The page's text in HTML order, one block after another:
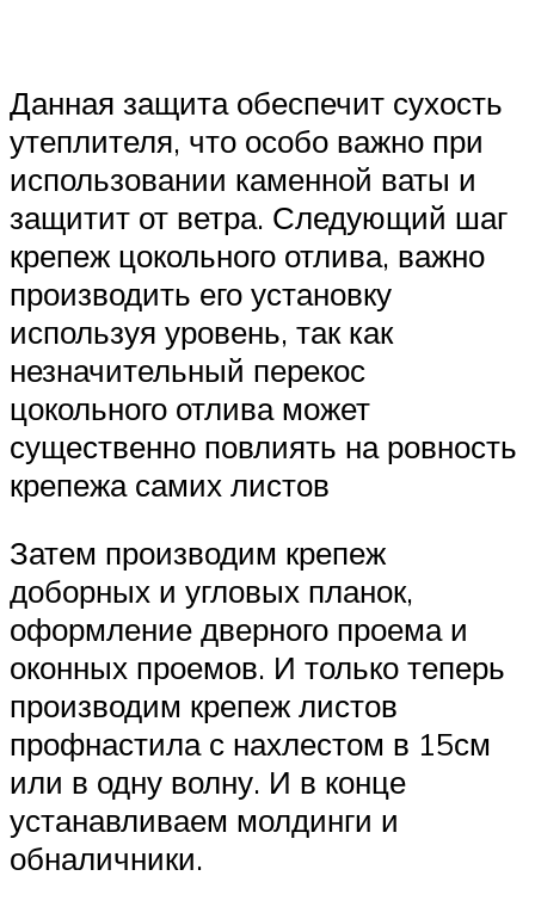
Данная защита обеспечит сухость
утеплителя, что особо важно при
использовании каменной ваты и
защитит от ветра. Следующий шаг
крепеж цокольного отлива, важно
производить его установку
используя уровень, так как
незначительный перекос
цокольного отлива может
существенно повлиять на ровность
крепежа самих листов
Затем производим крепеж
доборных и угловых планок,
оформление дверного проема и
оконных проемов. И только теперь
производим крепеж листов
профнастила с нахлестом в 15см
или в одну волну. И в конце
устанавливаем молдинги и
обналичники.